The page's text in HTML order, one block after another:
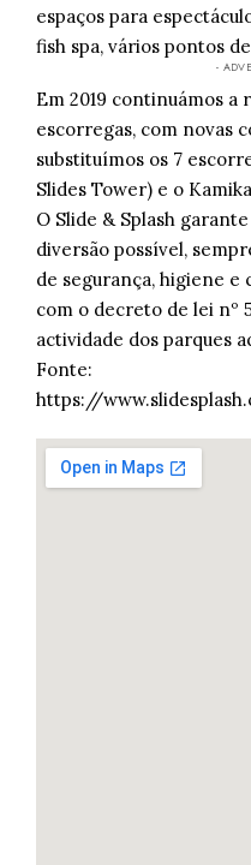
espaços para
fish spa, vários pontos
-
Em 2019 continuámos a
escorregas, com novas
substituímos os 7
Slides Tower) e o
O Slide & Splash
diversão possível,
de segurança, higiene
com o decreto de lei nº
actividade dos parques
Fonte:
https://